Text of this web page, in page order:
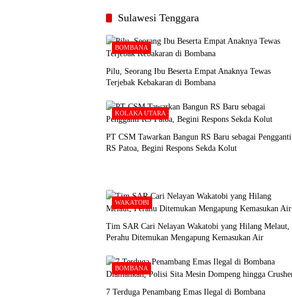
Sulawesi Tenggara
BOMBANA
Pilu, Seorang Ibu Beserta Empat Anaknya Tewas
Terjebak Kebakaran di Bombana
KOLAKA UTARA
PT CSM Tawarkan Bangun RS Baru sebagai Pengganti
RS Patoa, Begini Respons Sekda Kolut
WAKATOBI
Tim SAR Cari Nelayan Wakatobi yang Hilang Melaut,
Perahu Ditemukan Mengapung Kemasukan Air
BOMBANA
7 Terduga Penambang Emas Ilegal di Bombana